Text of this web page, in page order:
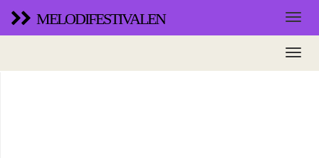
MELODIFESTIVALEN